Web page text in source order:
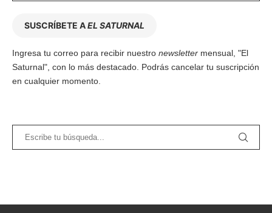
SUSCRÍBETE AEL SATURNAL
Ingresa tu correo para recibir nuestro newsletter mensual, "El
Saturnal", con lo más destacado. Podrás cancelar tu suscripción
en cualquier momento.